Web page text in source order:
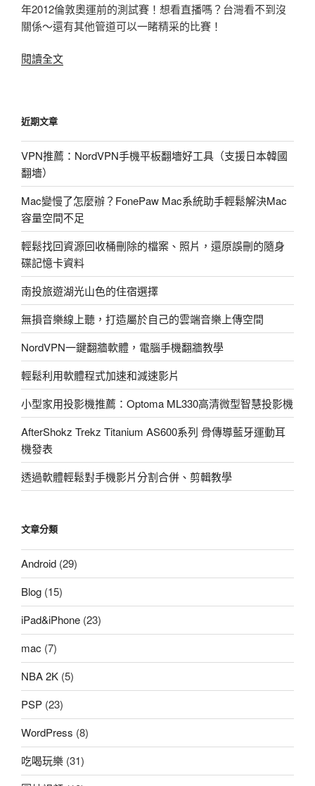
年2012倫敦奧運前的測試賽！想看直播嗎？台灣看不到沒
關係～還有其他管道可以一睹精采的比賽！
閱讀全文〈2011
羽
球
標
賽
直
播
資
訊〉
近期文章
VPN推薦：NordVPN手機平板翻墻好工具（支援日本韓國
翻墻）
Mac變慢了怎麼辦？FonePaw Mac系統助手輕鬆解決Mac
容量空間不足
輕鬆找回資源回收桶刪除的檔案、照片，還原誤刪的隨身
碟記憶卡資料
南投旅遊湖光山色的住宿選擇
無損音樂線上聽，打造屬於自己的雲端音樂上傳空間
NordVPN一鍵翻牆軟體，電腦手機翻牆教學
輕鬆利用軟體程式加速和減速影片
小型家用投影機推薦：Optoma ML330高清微型智慧投影機
AfterShokz Trekz Titanium AS600系列 骨傳導藍牙運動耳
機發表
透過軟體輕鬆對手機影片分割合併、剪輯教學
文章分類
Android (29)
Blog (15)
iPad&iPhone (23)
mac (7)
NBA 2K (5)
PSP (23)
WordPress (8)
吃喝玩樂 (31)